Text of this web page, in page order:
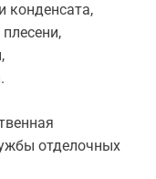
конденсата,
отделочных